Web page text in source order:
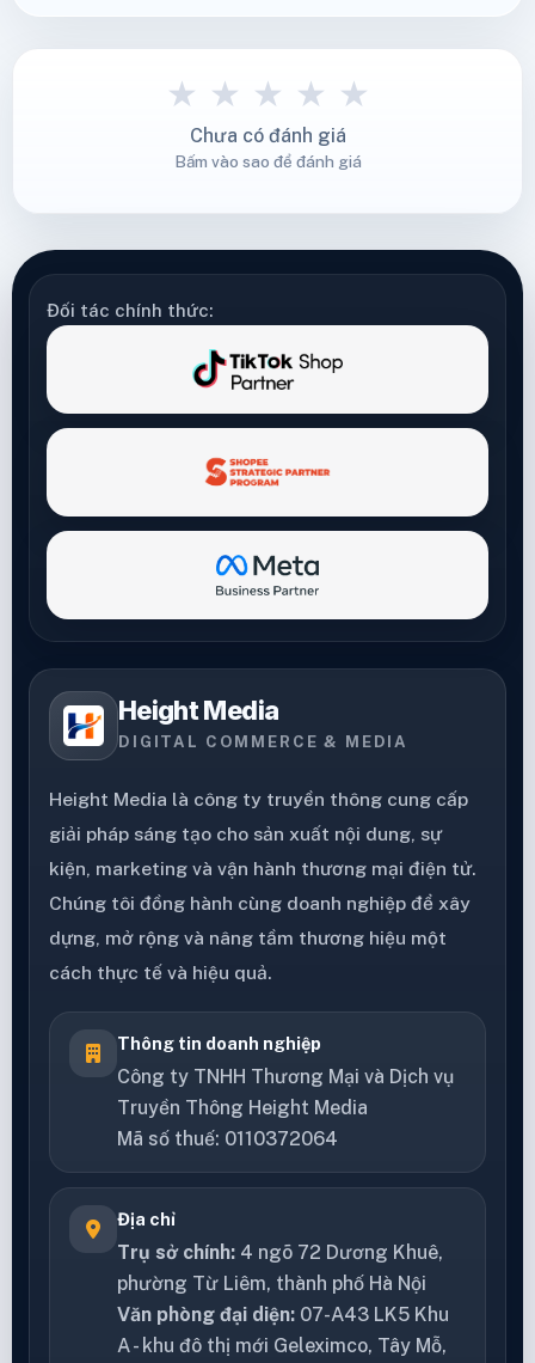
★ ★ ★ ★ ★
Chưa có đánh giá
Bấm vào sao để đánh giá
Đối tác chính thức:
Height Media
DIGITAL COMMERCE & MEDIA
Height Media là công ty truyền thông cung cấp
giải pháp sáng tạo cho sản xuất nội dung, sự
kiện, marketing và vận hành thương mại điện tử.
Chúng tôi đồng hành cùng doanh nghiệp để xây
dựng, mở rộng và nâng tầm thương hiệu một
cách thực tế và hiệu quả.
Thông tin doanh nghiệp
Công ty TNHH Thương Mại và Dịch vụ
Truyền Thông Height Media
Mã số thuế: 0110372064
Địa chỉ
Trụ sở chính: 4 ngõ 72 Dương Khuê,
phường Từ Liêm, thành phố Hà Nội
Văn phòng đại diện: 07-A43 LK5 Khu
A - khu đô thị mới Geleximco, Tây Mỗ,